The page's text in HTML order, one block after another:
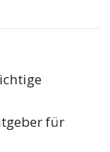
für